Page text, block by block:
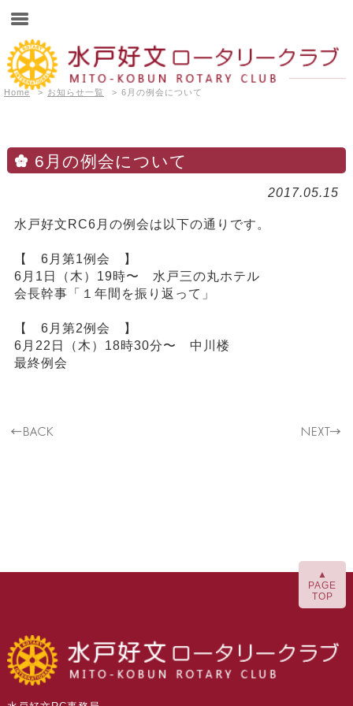
Home > お知らせ一覧 > 6月の例会について
6月の例会について
2017.05.15
水戸好文RC6月の例会は以下の通りです。
【 6月第1例会 】
6月1日（木）19時〜 水戸三の丸ホテル
会長幹事「１年間を振り返って」
【 6月第2例会 】
6月22日（木）18時30分〜 中川楼
最終例会
▲
PAGE
TOP